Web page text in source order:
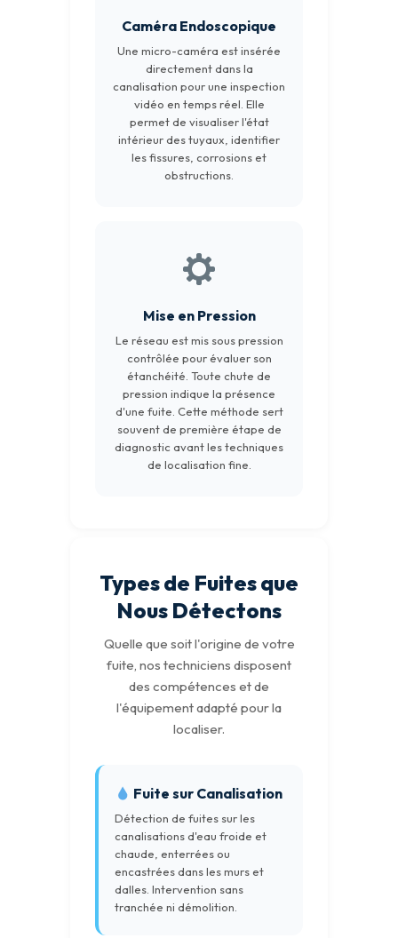
Caméra Endoscopique
Une micro-caméra est insérée
directement dans la
canalisation pour une inspection
vidéo en temps réel. Elle
permet de visualiser l'état
intérieur des tuyaux, identifier
les fissures, corrosions et
obstructions.
Mise en Pression
Le réseau est mis sous pression
contrôlée pour évaluer son
étanchéité. Toute chute de
pression indique la présence
d'une fuite. Cette méthode sert
souvent de première étape de
diagnostic avant les techniques
de localisation fine.
Types de Fuites que
Nous Détectons
Quelle que soit l'origine de votre
fuite, nos techniciens disposent
des compétences et de
l'équipement adapté pour la
localiser.
Fuite sur Canalisation
Détection de fuites sur les
canalisations d'eau froide et
chaude, enterrées ou
encastrées dans les murs et
dalles. Intervention sans
tranchée ni démolition.